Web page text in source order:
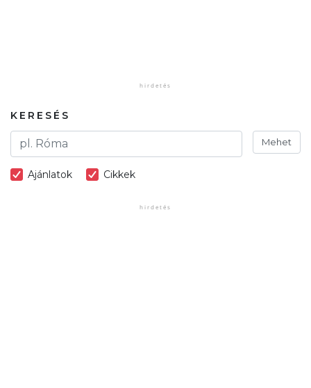
KERESÉS
Mehet
Ajánlatok Cikkek